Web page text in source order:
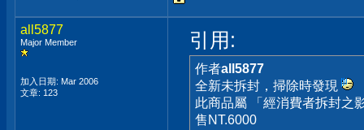
all5877
Major Member
加入日期: Mar 2006
文章: 123
引用:
作者all5877
全新未拆封，掃除時發現
此商品屬 「經消費者拆封之
售NT.6000